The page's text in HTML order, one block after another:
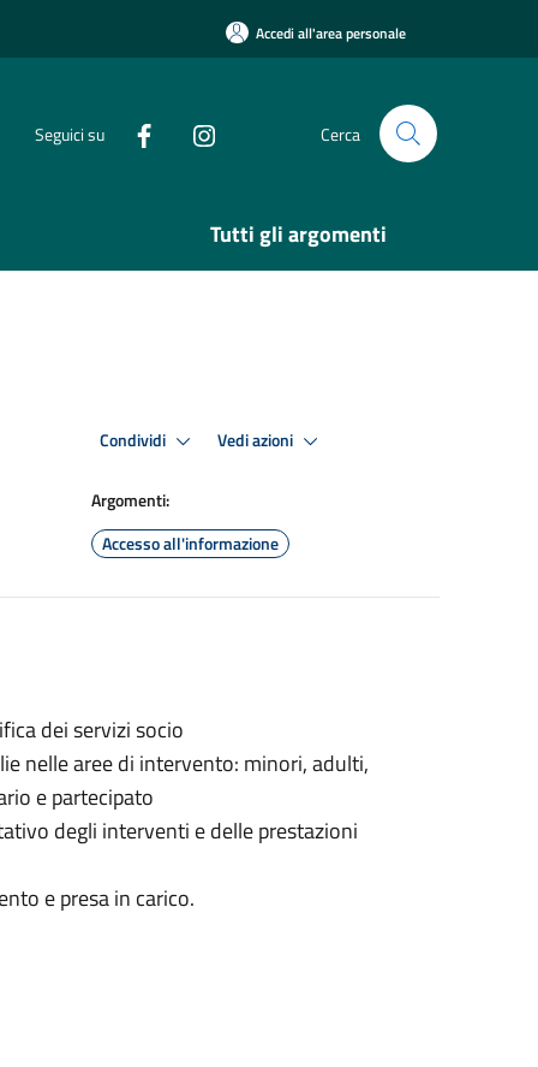
Accedi all'area personale
Seguici su Cerca
Tutti gli argomenti
Condividi Vedi azioni
Argomenti:
Accesso all'informazione
dei servizi socio
nelle aree di intervento: minori, adulti,
e partecipato
degli interventi e delle prestazioni
e presa in carico.